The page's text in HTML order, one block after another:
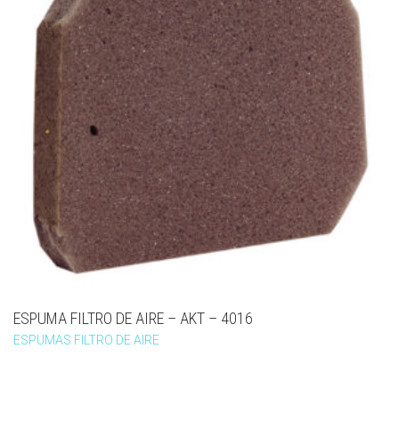
ESPUMA FILTRO DE AIRE – AKT – 4016
ESPUMAS FILTRO DE AIRE